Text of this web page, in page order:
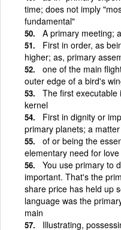
time; does not imply
fundamental"
A primary meeting;
First in order, as
higher; as, primary
one of the main
outer edge of a bird's
The first
kernel
First in dignity or
primary planets; a
of or being the
elementary need for
You use primary to
important. That's the
share price has held up
language was the
main
Illustrating,